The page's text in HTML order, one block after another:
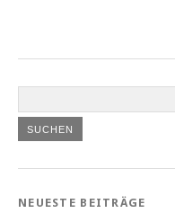
NEUESTE BEITRÄGE